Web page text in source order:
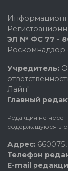
ЭЛ № ФС 77 -
Роскомнадзор
Учредитель:
Лайн"
Главный
Редакция не
содержащуюся в
Адрес:
Телефон
E-mail